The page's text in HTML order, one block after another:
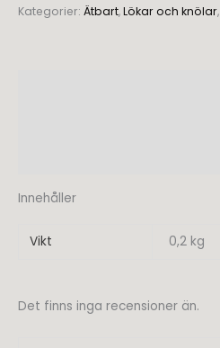
Kategorier: Ätbart,Lökar och knölar,
Innehåller
Vikt 0,2 kg
Det finns inga recensioner än.